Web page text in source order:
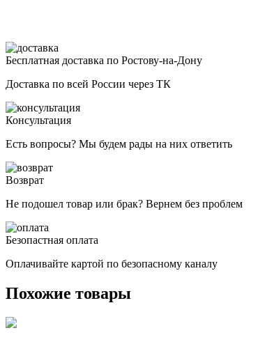
Бесплатная доставка по Ростову-на-Дону
Доставка по всей России через ТК
Консультация
Есть вопросы? Мы будем рады на них ответить
Возврат
Не подошел товар или брак? Вернем без проблем
Безопастная оплата
Оплачивайте картой по безопасному каналу
Похожие товары